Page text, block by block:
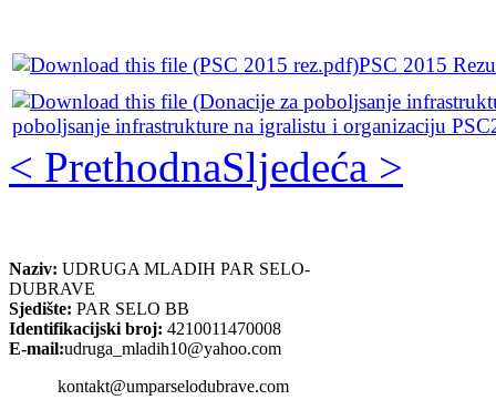
PSC 2015
poboljsanje infrastrukture na igralistu i organizaciju
< PrethodnaSljedeća >
Naziv: UDRUGA MLADIH PAR SELO-
DUBRAVE
Sjedište: PAR SELO BB
Identifikacijski broj: 4210011470008
E-mail:udruga_mladih10@yahoo.com
kontakt@umparselodubrave.com